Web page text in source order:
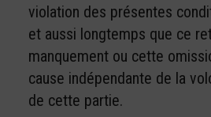
violation des présentes
et aussi longtemps que ce
manquement ou cette
cause indépendante de la
de cette partie.